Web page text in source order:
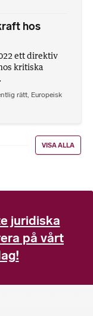
hos
ett direktiv
kritiska
rätt Europeisk
VISA ALLA
juridiska
på vårt